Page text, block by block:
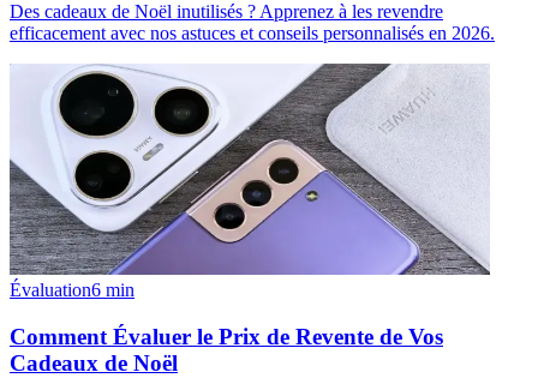
Des cadeaux de Noël inutilisés ? Apprenez à les revendre
efficacement avec nos astuces et conseils personnalisés en 2026.
Évaluation6 min
Comment Évaluer le Prix de Revente de Vos
Cadeaux de Noël